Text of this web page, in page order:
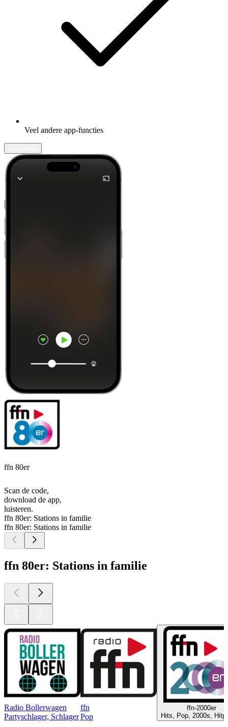
Veel andere app-functies
ffn 80er
Scan de code,
download de app,
luisteren.
ffn 80er: Stations in familie
ffn 80er: Stations in familie
ffn 80er: Stations in familie
Radio Bollerwagen
Partyschlager, Schlager
ffn
Pop
ffn-2000er
Hits, Pop, 2000s,